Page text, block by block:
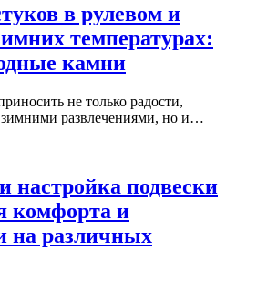
в рулевом и
температурах:
камни
не только радости,
зимними развлечениями, но и…
настройка подвески
комфорта и
на различных